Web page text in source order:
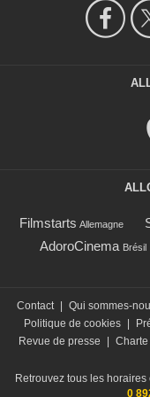
Filmstarts Allemagne
AdoroCinema Brésil
Contact | Qui sommes-
Politique de cookies |
Revue de presse
| Charte
Retrouvez tous les
0